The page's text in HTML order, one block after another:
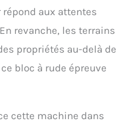
MARQUE
: Ce produit a
et testé par
équipes en Haute-
Pièces de rechange
répond aux attentes
revanche, les terrains
propriétés au-delà de
bloc à rude épreuve
cette machine dans